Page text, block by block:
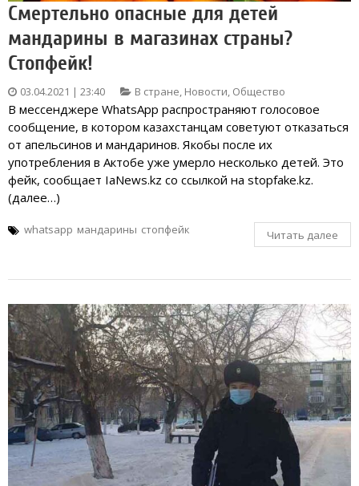
Смертельно опасные для детей
мандарины в магазинах страны?
Стопфейк!
03.04.2021 | 23:40 В стране, Новости, Общество
В мессенджере WhatsApp распространяют голосовое
сообщение, в котором казахстанцам советуют отказаться
от апельсинов и мандаринов. Якобы после их
употребления в Актобе уже умерло несколько детей. Это
фейк, сообщает IaNews.kz со ссылкой на stopfake.kz.
(далее…)
whatsapp мандарины стопфейк Читать далее